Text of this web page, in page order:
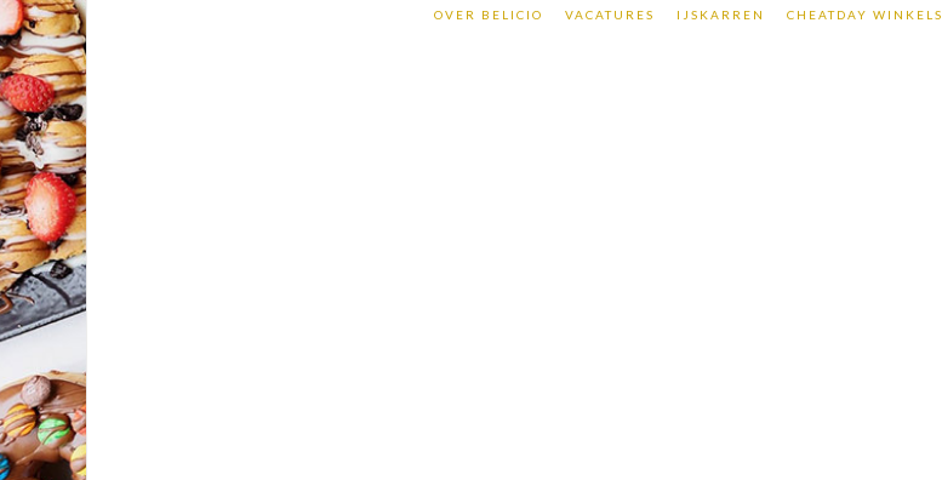
OVER BELICIO VACATURES IJSKARREN CHEATDAY WINKELS